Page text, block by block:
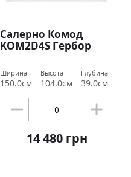
Салерно Комод
KOM2D4S Гербор
Ширина
150.0см
Высота
104.0см
Глубина
39.0см
14 480 грн